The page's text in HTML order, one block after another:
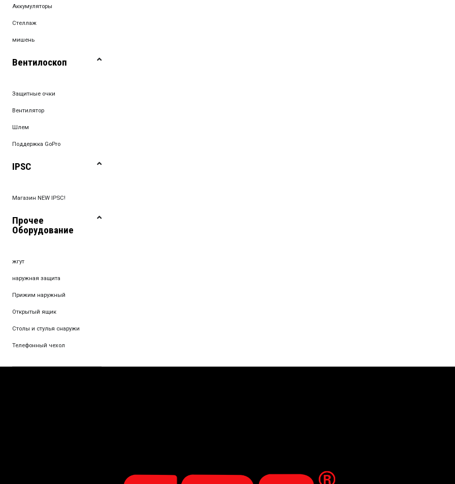
Аккумуляторы
Стеллаж
мишень
Вентилоскоп
Защитные очки
Вентилятор
Шлем
Поддержка GoPro
IPSC
Магазин NEW IPSC!
Прочее
Оборудование
жгут
наружная защита
Прижим наружный
Открытый ящик
Столы и стулья снаружи
Телефонный чехол